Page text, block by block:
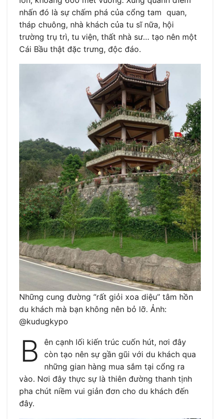
nhấn đó là sự chấm phá của cổng tam quan,
tháp chuông, nhà khách của tu sĩ nữa, hội
trường trụ trì, tu viện, thất nhà sư… tạo nên một
Cái Bầu thật đặc trưng, độc đáo.
Những cung đường “rất giỏi xoa diệu” tâm hồn
du khách mà bạn không nên bỏ lỡ. Ảnh:
@kudugkypo
B
ên cạnh lối kiến trúc cuốn hút, nơi đây
còn tạo nên sự gần gũi với du khách qua
những gian hàng mua sắm tại cổng ra
vào. Nơi đây thực sự là thiên đường thanh tịnh
pha chút niềm vui giản đơn cho du khách đến
đây.